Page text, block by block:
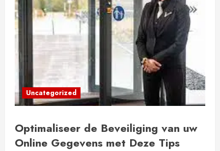
Uncategorized
Optimaliseer de Beveiliging van uw
Online Gegevens met Deze Tips